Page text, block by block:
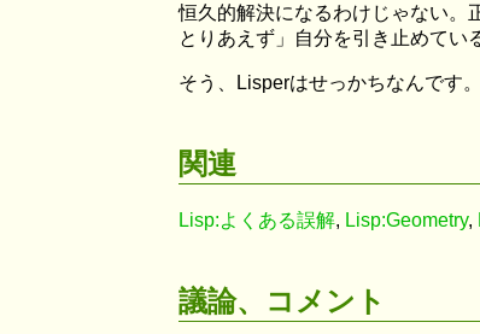
恒久的解決になるわけじゃない。
とりあえず」自分を引き止めてい
そう、Lisperはせっかちなんです。
関連
Lisp:よくある誤解, Lisp:Geometry,
議論、コメント